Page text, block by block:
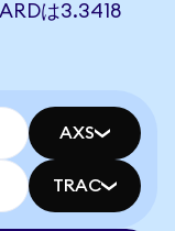
は3.3418
AXS
TRAC